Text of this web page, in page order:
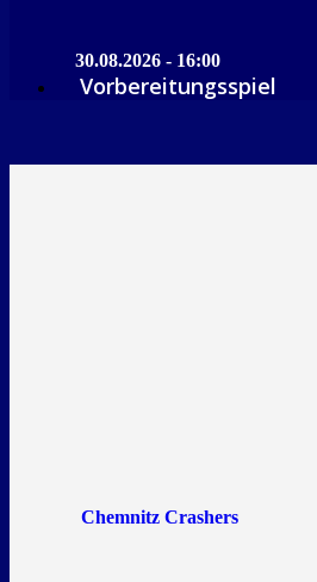
30.08.2026 - 16:00
Vorbereitungsspiel
Chemnitz Crashers